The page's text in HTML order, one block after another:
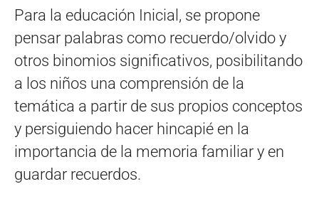
Para la educación Inicial, se propone
pensar palabras como recuerdo/olvido y
otros binomios significativos, posibilitando
a los niños una comprensión de la
temática a partir de sus propios conceptos
y persiguiendo hacer hincapié en la
importancia de la memoria familiar y en
guardar recuerdos.